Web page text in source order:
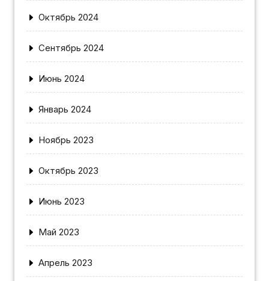
Октябрь 2024
Сентябрь 2024
Июнь 2024
Январь 2024
Ноябрь 2023
Октябрь 2023
Июнь 2023
Май 2023
Апрель 2023